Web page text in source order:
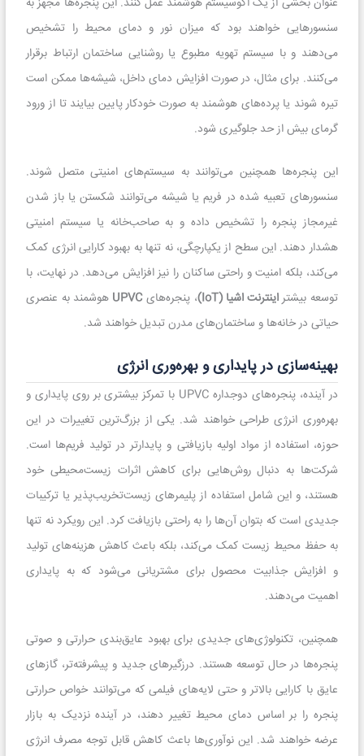
سنسورهایی خواهند بود که میزان نور و دمای محیط را تشخیص
می‌دهند و با سیستم تهویه مطبوع یا روشنایی ساختمان ارتباط برقرار
می‌کنند. برای مثال، در صورت افزایش دمای داخل، شیشه‌ها ممکن است
تیره شوند یا پرده‌های هوشمند به صورت خودکار پایین بیایند تا از ورود
گرمای بیش از حد جلوگیری شود.
این پنجره‌ها همچنین می‌توانند به سیستم‌های امنیتی متصل شوند.
سنسورهای تعبیه شده در فریم یا شیشه می‌توانند شکستن یا باز شدن
غیرمجاز پنجره را تشخیص داده و به صاحب‌خانه یا سیستم امنیتی
هشدار دهند. این سطح از یکپارچگی، نه تنها به بهبود کارایی انرژی کمک
می‌کند، بلکه امنیت و راحتی ساکنان را نیز افزایش می‌دهد. در نهایت، با
توسعه بیشتراینترنت اشیا (IoT) ، پنجره‌هایUPVC هوشمند به عنصری
حیاتی در خانه‌ها و ساختمان‌های مدرن تبدیل خواهند شد.
بهینه‌سازی در پایداری و بهره‌وری انرژی
در آینده، پنجره‌های دوجداره UPVC با تمرکز بیشتری بر روی پایداری و
بهره‌وری انرژی طراحی خواهند شد. یکی از بزرگ‌ترین تغییرات در این
حوزه، استفاده از مواد اولیه بازیافتی و پایدارتر در تولید فریم‌ها است.
شرکت‌ها به دنبال روش‌هایی برای کاهش اثرات زیست‌محیطی خود
هستند، و این شامل استفاده از پلیمرهای زیست‌تخریب‌پذیر یا ترکیبات
جدیدی است که بتوان آن‌ها را به راحتی بازیافت کرد. این رویکرد نه تنها
به حفظ محیط زیست کمک می‌کند، بلکه باعث کاهش هزینه‌های تولید
و افزایش جذابیت محصول برای مشتریانی می‌شود که به پایداری
اهمیت می‌دهند.
همچنین، تکنولوژی‌های جدیدی برای بهبود عایق‌بندی حرارتی و صوتی
پنجره‌ها در حال توسعه هستند. درزگیرهای جدید و پیشرفته‌تر، گازهای
عایق با کارایی بالاتر و حتی لایه‌های فیلمی که می‌توانند خواص حرارتی
پنجره را بر اساس دمای محیط تغییر دهند، در آینده نزدیک به بازار
عرضه خواهند شد. این نوآوری‌ها باعث کاهش قابل توجه مصرف انرژی